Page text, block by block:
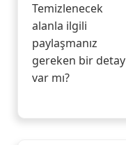
Temizlenecek
alanla ilgili
paylaşmanız
gereken bir detay
var mı?